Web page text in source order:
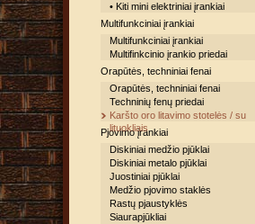
• Kiti mini elektriniai įrankiai
Multifunkciniai įrankiai
Multifunkciniai įrankiai
Multifinkcinio įrankio priedai
Orapūtės, techniniai fenai
Orapūtės, techniniai fenai
Techninių fenų priedai
Karšto oro litavimo stotelės / su
lituokliais
Pjovimo įrankiai
Diskiniai medžio pjūklai
Diskiniai metalo pjūklai
Juostiniai pjūklai
Medžio pjovimo staklės
Rastų pjaustyklės
Siaurapjūkliai